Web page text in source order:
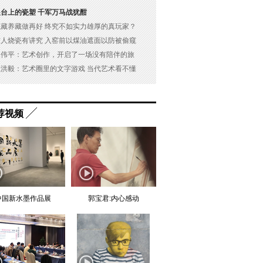
上的瓷塑 千军万马战犹酣
养藏做再好 终究不如实力雄厚的真玩家？
烧瓷有讲究 入窑前以煤油遮面以防被偷窥
平：艺术创作，开启了一场没有陪伴的旅
毅：艺术圈里的文字游戏 当代艺术看不懂
视频
国新水墨作品展 郭宝君:内心感动